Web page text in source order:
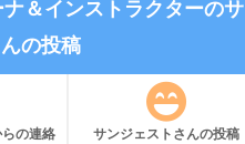
＆インストラクターのサ
の投稿
の連絡 サンジェストさんの投稿